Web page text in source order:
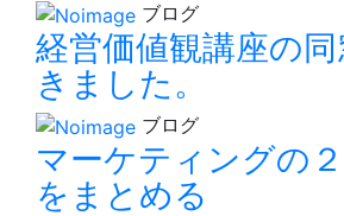
ブログ
経営価値観講座の
きました。
ブログ
マーケティングの
をまとめる